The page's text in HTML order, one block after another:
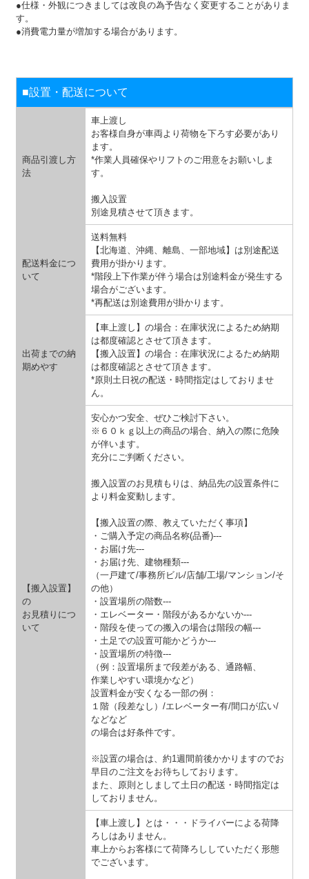
●仕様・外観につきましては改良の為予告なく変更することがありま
す。
●消費電力量が増加する場合があります。
■設置・配送について
商品引渡し方
法
車上渡し
お客様自身が車両より荷物を下ろす必要があり
ます。
*作業人員確保やリフトのご用意をお願いしま
す。
搬入設置
別途見積させて頂きます。
配送料金につ
いて
送料無料
【北海道、沖縄、離島、一部地域】は別途配送
費用が掛かります。
*階段上下作業が伴う場合は別途料金が発生する
場合がございます。
*再配送は別途費用が掛かります。
出荷までの納
期めやす
【車上渡し】の場合：在庫状況によるため納期
は都度確認とさせて頂きます。
【搬入設置】の場合：在庫状況によるため納期
は都度確認とさせて頂きます。
*原則土日祝の配送・時間指定はしておりませ
ん。
【搬入設置】
の
お見積りにつ
いて
安心かつ安全、ぜひご検討下さい。
※６０ｋｇ以上の商品の場合、納入の際に危険
が伴います。
充分にご判断ください。
搬入設置のお見積もりは、納品先の設置条件に
より料金変動します。
【搬入設置の際、教えていただく事項】
・ご購入予定の商品名称(品番)---
・お届け先---
・お届け先、建物種類---
（一戸建て/事務所ビル/店舗/工場/マンション/そ
の他）
・設置場所の階数---
・エレベーター・階段があるかないか---
・階段を使っての搬入の場合は階段の幅---
・土足での設置可能かどうか---
・設置場所の特徴---
（例：設置場所まで段差がある、通路幅、
作業しやすい環境かなど）
設置料金が安くなる一部の例：
１階（段差なし）/エレベーター有/間口が広い/
などなど
の場合は好条件です。
※設置の場合は、約1週間前後かかりますのでお
早目のご注文をお待ちしております。
また、原則としまして土日の配送・時間指定は
しておりません。
【車上渡し】とは・・・ドライバーによる荷降
ろしはありません。
車上からお客様にて荷降ろししていただく形態
でございます。